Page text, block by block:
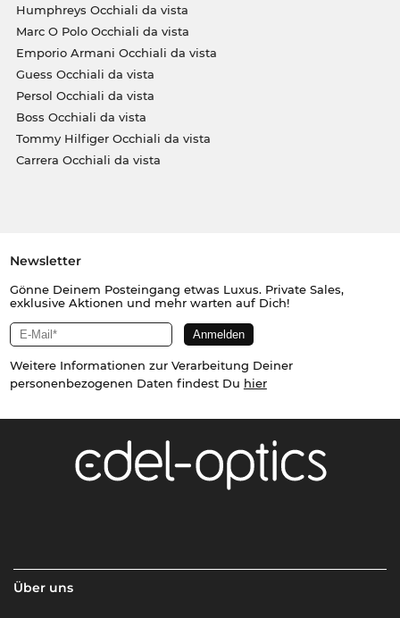
Humphreys Occhiali da vista
Marc O Polo Occhiali da vista
Emporio Armani Occhiali da vista
Guess Occhiali da vista
Persol Occhiali da vista
Boss Occhiali da vista
Tommy Hilfiger Occhiali da vista
Carrera Occhiali da vista
Newsletter
Gönne Deinem Posteingang etwas Luxus. Private Sales,
exklusive Aktionen und mehr warten auf Dich!
Weitere Informationen zur Verarbeitung Deiner
personenbezogenen Daten findest Du hier
Über uns